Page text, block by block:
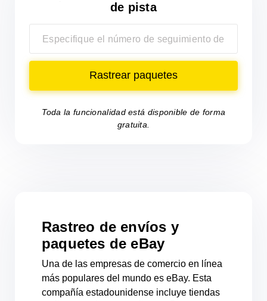
de pista
Rastrear paquetes
Toda la funcionalidad está disponible de forma
gratuita.
Rastreo de envíos y
paquetes de eBay
Una de las empresas de comercio en línea
más populares del mundo es eBay. Esta
compañía estadounidense incluye tiendas